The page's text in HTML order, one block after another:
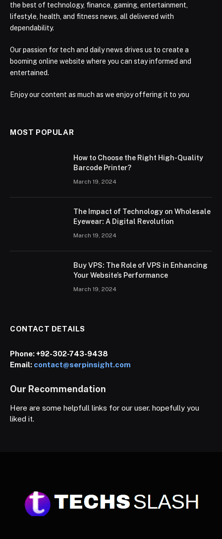
the best of technology, finance, gaming, entertainment,
lifestyle, health, and fitness news, all delivered with
dependability.
Our passion for tech and daily news drives us to create a
booming online website where you can stay informed and
entertained.
Enjoy our content as much as we enjoy offering it to you
MOST POPULAR
How to Choose the Right High-Quality
Barcode Printer?
March 19, 2024
The Impact of Technology on Wholesale
Eyewear: A Digital Revolution
March 19, 2024
Buy VPS: The Role of VPS in Enhancing
Your Website’s Performance
March 19, 2024
CONTACT DETAILS
Phone:+92-302-743-9438
Email: contact@serpinsight.com
Our Recommendation
Here are some helpfull links for our user. hopefully you
liked it.